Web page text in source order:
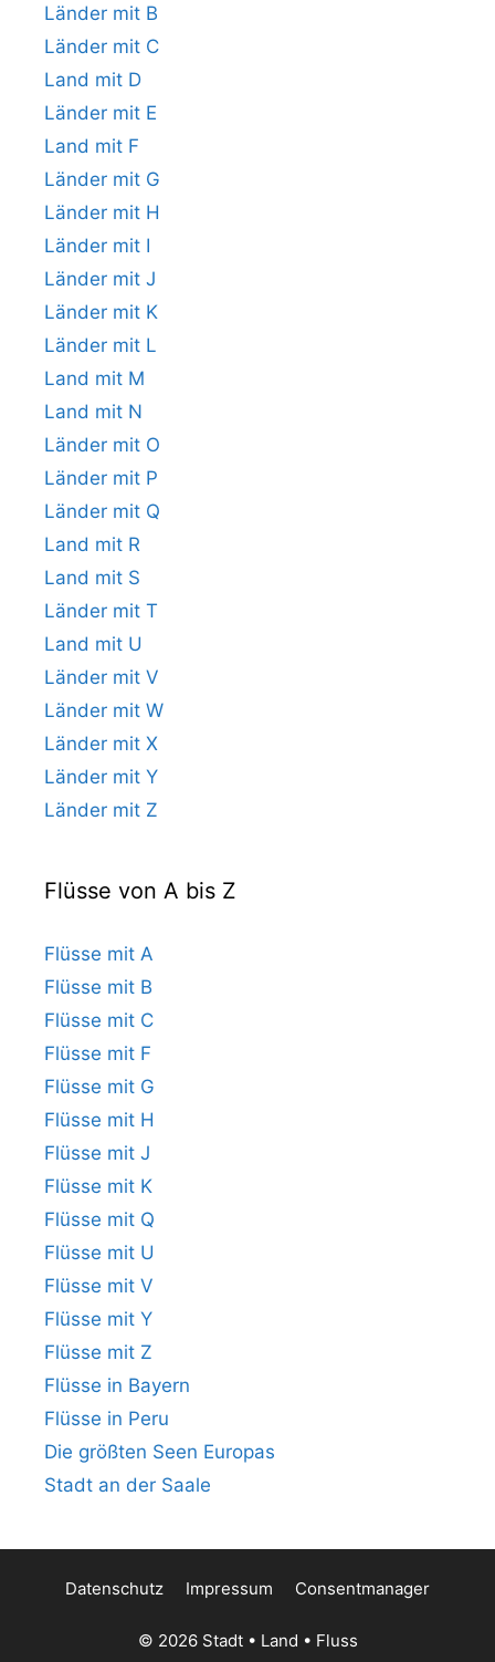
Länder mit B
Länder mit C
Land mit D
Länder mit E
Land mit F
Länder mit G
Länder mit H
Länder mit I
Länder mit J
Länder mit K
Länder mit L
Land mit M
Land mit N
Länder mit O
Länder mit P
Länder mit Q
Land mit R
Land mit S
Länder mit T
Land mit U
Länder mit V
Länder mit W
Länder mit X
Länder mit Y
Länder mit Z
Flüsse von A bis Z
Flüsse mit A
Flüsse mit B
Flüsse mit C
Flüsse mit F
Flüsse mit G
Flüsse mit H
Flüsse mit J
Flüsse mit K
Flüsse mit Q
Flüsse mit U
Flüsse mit V
Flüsse mit Y
Flüsse mit Z
Flüsse in Bayern
Flüsse in Peru
Die größten Seen Europas
Stadt an der Saale
Datenschutz Impressum Consentmanager
© 2026 Stadt • Land • Fluss